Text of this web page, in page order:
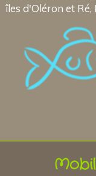
îles d'Oléron et Ré,